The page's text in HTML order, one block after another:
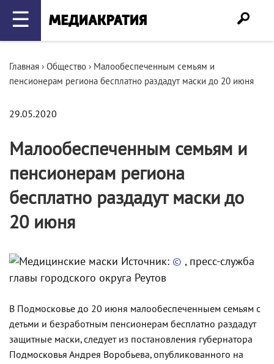
☰
Главная › Общество › Малообеспеченным семьям и
пенсионерам региона бесплатно раздадут маски до 20 июня
29.05.2020
Малообеспеченным семьям и
пенсионерам региона
бесплатно раздадут маски до
20 июня
Источник: © , пресс-служба
главы городского округа Реутов
В Подмосковье до 20 июня малообеспеченныем семьям с
детьми и безработным пенсионерам бесплатно раздадут
защитные маски, следует из постановления губернатора
Подмосковья Андрея Воробьева, опубликованного на